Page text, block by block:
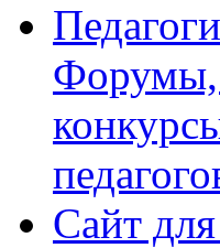
Форумы,
Сайт